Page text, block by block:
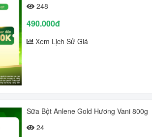
248
490.000đ
Xem Lịch Sử Giá
Sữa Bột Anlene Gold Hương Vani 800g
24